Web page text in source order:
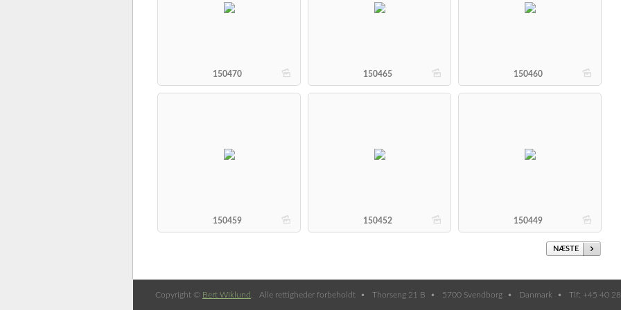
b
150470 b
150465 b
150460
b
150459 b
150452 b
150449
NÆSTE
Copyright © Bert Wiklund . Alle rettigheder forbeholdt Thorseng 21 B 5700 Svendborg Danmark Tlf: +45 40